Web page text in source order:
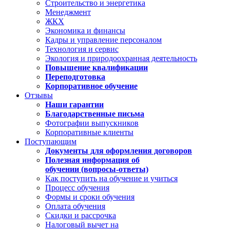
Строительство и энергетика
Менеджмент
ЖКХ
Экономика и финансы
Кадры и управление персоналом
Технология и сервис
Экология и природоохранная деятельность
Повышение квалификации
Переподготовка
Корпоративное обучение
Отзывы
Наши гарантии
Благодарственные письма
Фотографии выпускников
Корпоративные клиенты
Поступающим
Документы для оформления договоров
Полезная информация об
обучении (вопросы-ответы)
Как поступить на обучение и учиться
Процесс обучения
Формы и сроки обучения
Оплата обучения
Скидки и рассрочка
Налоговый вычет на